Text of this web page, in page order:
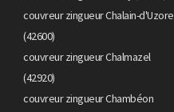
couvreur zingueur Chalain-d'Uzore
(42600)
couvreur zingueur Chalmazel
(42920)
couvreur zingueur Chambéon